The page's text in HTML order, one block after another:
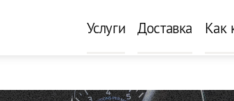
Услуги Доставка Как